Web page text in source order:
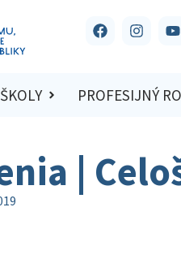
PROFESIJNÝ
|